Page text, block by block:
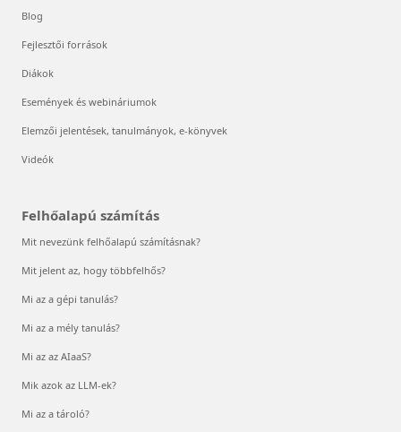
Blog
Fejlesztői források
Diákok
Események és webináriumok
Elemzői jelentések, tanulmányok, e-könyvek
Videók
Felhőalapú számítás
Mit nevezünk felhőalapú számításnak?
Mit jelent az, hogy többfelhős?
Mi az a gépi tanulás?
Mi az a mély tanulás?
Mi az az AIaaS?
Mik azok az LLM-ek?
Mi az a tároló?